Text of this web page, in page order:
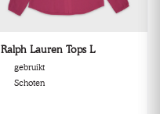
Ralph Lauren Tops L
gebruikt
Schoten